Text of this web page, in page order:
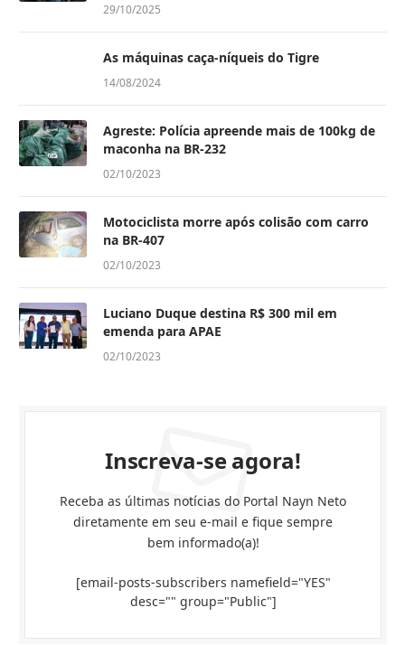
29/10/2025
As máquinas caça-níqueis do Tigre
14/08/2024
Agreste: Polícia apreende mais de 100kg de
maconha na BR-232
02/10/2023
Motociclista morre após colisão com carro
na BR-407
02/10/2023
Luciano Duque destina R$ 300 mil em
emenda para APAE
02/10/2023
Inscreva-se agora!
Receba as últimas notícias do Portal Nayn Neto
diretamente em seu e-mail e fique sempre
bem informado(a)!
[email-posts-subscribers namefield="YES"
desc="" group="Public"]